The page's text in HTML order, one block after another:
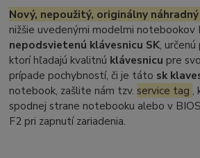
Nový, nepoužitý, originálny
nižšie uvedenými modelmi notebookov
nepodsvietenú klávesnicu SK,
ktorí hľadajú kvalitnú klávesnicu pre
prípade pochybností, či je táto sk
notebook, zašlite nám tzv. service tag ,
spodnej strane notebooku alebo v
F2 pri zapnutí zariadenia.